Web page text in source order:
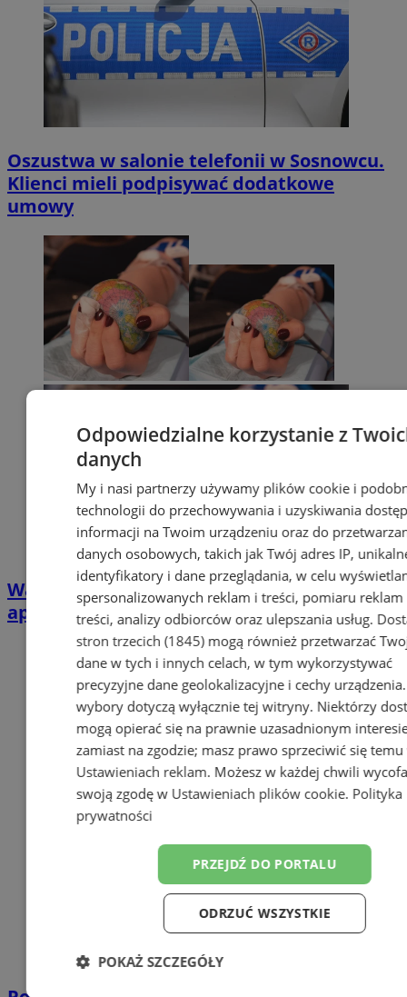
Oszustwa w salonie telefonii w Sosnowcu.
Klienci mieli podpisywać dodatkowe
umowy
Wakacyjne zapasy krwi topnieją. RCKiK
apeluje do dawców
Odpowiedzialne korzystanie z
danych
My i nasi partnerzy używamy plików cookie i
technologii do przechowywania i uzyskiwania
informacji na Twoim urządzeniu oraz do
danych osobowych, takich jak Twój adres IP,
identyfikatory i dane przeglądania, w celu
spersonalizowanych reklam i treści, pomiaru reklam
treści, analizy odbiorców oraz ulepszania usług.
stron trzecich (1845)mogą również przetwarzać
dane w tych i innych celach, w tym wykorzystywać
precyzyjne dane geolokalizacyjne i cechy
wybory dotyczą wyłącznie tej witryny. Niektórzy
mogą opierać się na prawnie uzasadnionym
zamiast na zgodzie; masz prawo sprzeciwić się temu
Ustawieniach reklam. Możesz w każdej chwili
swoją zgodę w Ustawieniach plików cookie. Polityka
prywatności
PRZEJDŹ DO PORTALU
ODRZUĆ WSZYSTKIE
POKAŻ SZCZEGÓŁY